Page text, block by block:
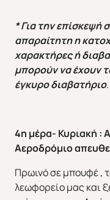
ΕΥΡΩΠΗ
* Για την επίσκεψή
απαραίτητη η
χαρακτήρες ή
μπορούν να έχουν
έγκυρο διαβατήριο.
4η μέρα- Κυριακή :
Αεροδρόμιο
Πρωινό σε μπουφέ ,
λεωφορείο μας και